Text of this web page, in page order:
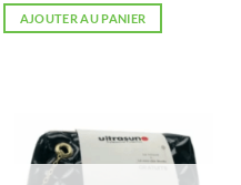
initial
était :
actuel
AJOUTER AU PANIER